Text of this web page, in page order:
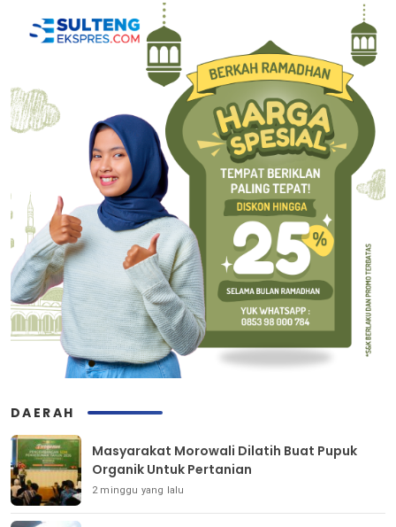
DAERAH
Masyarakat Morowali Dilatih Buat Pupuk
Organik Untuk Pertanian
2 minggu yang lalu